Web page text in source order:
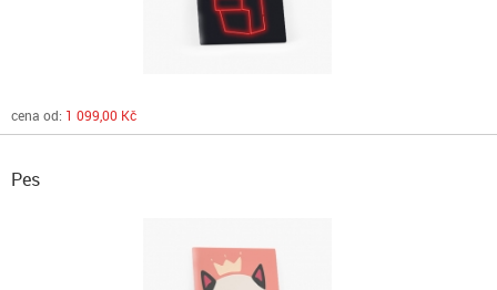
cena od: 1 099,00 Kč
Pes